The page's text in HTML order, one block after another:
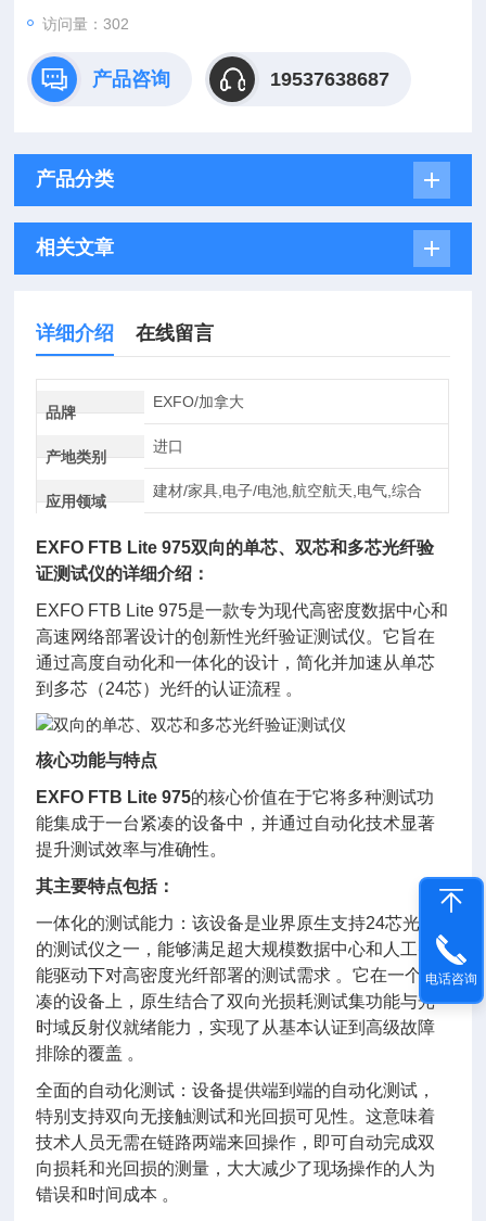
访问量：302
产品咨询 19537638687
产品分类
相关文章
详细介绍 在线留言
品牌
EXFO/加拿大
产地类别
进口
应用领域
建材/家具,电子/电池,航空航天,电气,综合
EXFO FTB Lite 975双向的单芯、双芯和多芯光纤验
证测试仪的详细介绍：
EXFO FTB Lite 975是一款专为现代高密度数据中心和
高速网络部署设计的创新性光纤验证测试仪。它旨在
通过高度自动化和一体化的设计，简化并加速从单芯
到多芯（24芯）光纤的认证流程 。
核心功能与特点
EXFO FTB Lite 975的核心价值在于它将多种测试功
能集成于一台紧凑的设备中，并通过自动化技术显著
提升测试效率与准确性。
其主要特点包括：
一体化的测试能力：该设备是业界原生支持24芯光纤
的测试仪之一，能够满足超大规模数据中心和人工智
能驱动下对高密度光纤部署的测试需求 。它在一个紧
凑的设备上，原生结合了双向光损耗测试集功能与光
时域反射仪就绪能力，实现了从基本认证到高级故障
排除的覆盖 。
全面的自动化测试：设备提供端到端的自动化测试，
特别支持双向无接触测试和光回损可见性。这意味着
技术人员无需在链路两端来回操作，即可自动完成双
向损耗和光回损的测量，大大减少了现场操作的人为
错误和时间成本 。
电话咨询